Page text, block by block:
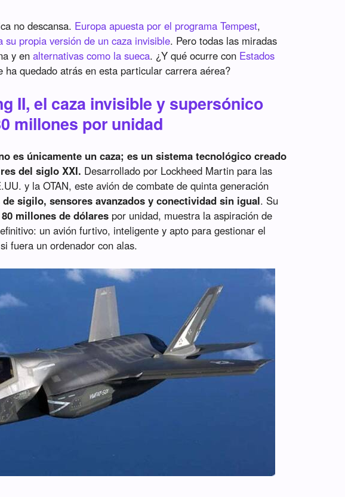
no descansa. Europa apuesta por el programa Tempest,
su propia versión de un caza invisible. Pero todas las miradas
y enalternativas como la sueca. ¿Y qué ocurre con Estados
ha quedado atrás en esta particular carrera aérea?
II, el caza invisible y supersónico
millones por unidad
es únicamente un caza; es un sistema tecnológico creado
del siglo XXI. Desarrollado por Lockheed Martin para las
y la OTAN, este avión de combate de quinta generación
sigilo, sensores avanzados y conectividad sin igual. Su
80 millones de dólares por unidad, muestra la aspiración de
un avión furtivo, inteligente y apto para gestionar el
fuera un ordenador con alas.